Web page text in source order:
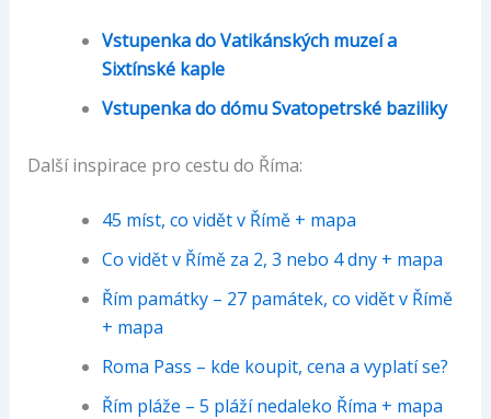
Vstupenka do Vatikánských muzeí a
Sixtínské kaple
Vstupenka do dómu Svatopetrské baziliky
Další inspirace pro cestu do Říma:
45 míst, co vidět v Římě + mapa
Co vidět v Římě za 2, 3 nebo 4 dny + mapa
Řím památky – 27 památek, co vidět v Římě
+ mapa
Roma Pass – kde koupit, cena a vyplatí se?
Řím pláže – 5 pláží nedaleko Říma + mapa